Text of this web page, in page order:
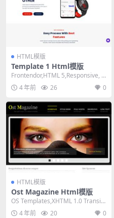
HTML模版
Template 1 Html模版
Frontendor,HTML 5,Responsive, 3
Columns,...
4 年前 26 0
HTML模版
Ost Magazine Html模版
OS Templates,XHTML 1.0 Transiti
onal,Fixe...
4 年前 20 0